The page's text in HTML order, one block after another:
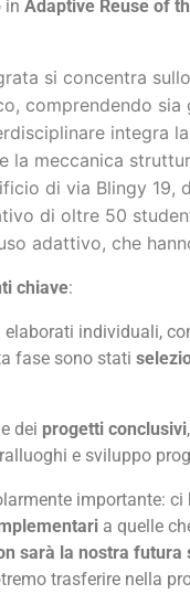
in Adaptive Reuse of
si concentra
comprendendo
integra
meccanica
di via Blingy 19,
di oltre 50
adattivo, che
chiave:
elaborati individuali,
fase sono stati
dei progetti conclusivi
e sviluppo
importante:
a quelle
sarà la nostra futura
trasferire nella